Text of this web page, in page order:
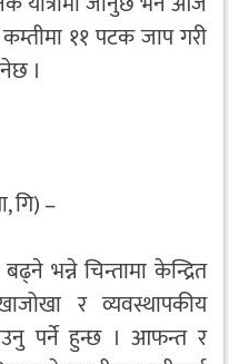
११ पटक जाप गरी
।
गि) –
भन्ने चिन्तामा केन्द्रित
र व्यवस्थापकीय
पर्ने हुन्छ । आफन्त र